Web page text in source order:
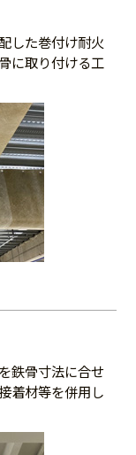
した巻付け耐火
に取り付ける工
鉄骨寸法に合せ
着材等を併用し